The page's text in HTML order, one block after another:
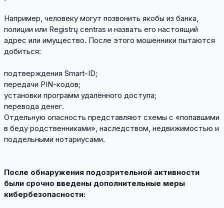
Например, человеку могут позвонить якобы из банка,
полиции или Registrų centras и назвать его настоящий
адрес или имущество. После этого мошенники пытаются
добиться:
подтверждения Smart-ID;
передачи PIN-кодов;
установки программ удалённого доступа;
перевода денег.
Отдельную опасность представляют схемы с «попавшими
в беду родственниками», наследством, недвижимостью и
поддельными нотариусами.
После обнаружения подозрительной активности
были срочно введены дополнительные меры
кибербезопасности: